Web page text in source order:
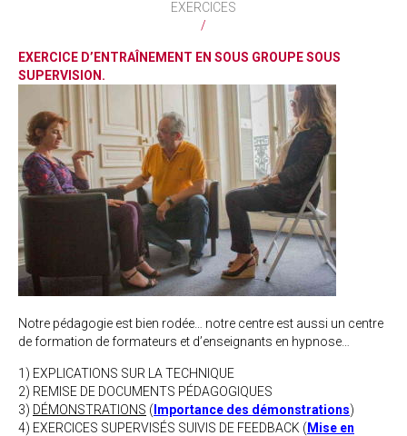
EXERCICES
/
EXERCICE D’ENTRAÎNEMENT EN SOUS GROUPE SOUS
SUPERVISION.
Notre pédagogie est bien rodée… notre centre est aussi un centre
de formation de formateurs et d’enseignants en hypnose…
1) EXPLICATIONS SUR LA TECHNIQUE
2) REMISE DE DOCUMENTS PÉDAGOGIQUES
3) DÉMONSTRATIONS ( Importance des démonstrations)
4) EXERCICES SUPERVISÉS SUIVIS DE FEEDBACK ( Mise en